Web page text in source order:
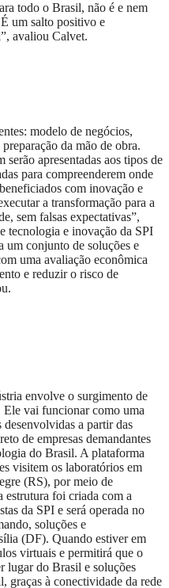
todo o Brasil, não é e nem
um salto positivo e
avaliou Calvet.
modelo de negócios,
da mão de obra.
serão apresentadas aos tipos de
para compreenderem onde
com inovação e
a transformação para a
sem falsas expectativas”,
tecnologia e inovação da SPI
um conjunto de soluções e
uma avaliação econômica
e reduzir o risco de
envolve o surgimento de
vai funcionar como uma
a partir das
de empresas demandantes
do Brasil. A plataforma
visitem os laboratórios em
(RS), por meio de
estrutura foi criada com a
da SPI e será operada no
soluções e
(DF). Quando estiver em
virtuais e permitirá que o
lugar do Brasil e soluções
graças à conectividade da rede